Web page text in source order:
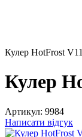
Кулер HotFrost
Кулер
Артикул: 9984
Написати відгук